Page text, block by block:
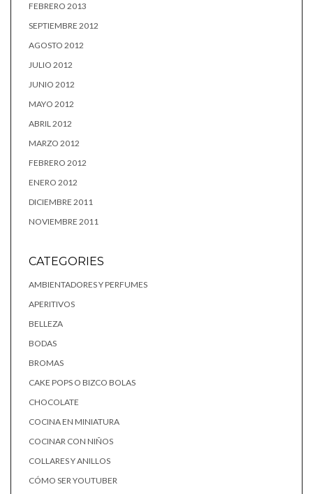
FEBRERO 2013
SEPTIEMBRE 2012
AGOSTO 2012
JULIO 2012
JUNIO 2012
MAYO 2012
ABRIL 2012
MARZO 2012
FEBRERO 2012
ENERO 2012
DICIEMBRE 2011
NOVIEMBRE 2011
CATEGORIES
AMBIENTADORES Y PERFUMES
APERITIVOS
BELLEZA
BODAS
BROMAS
CAKE POPS O BIZCO BOLAS
CHOCOLATE
COCINA EN MINIATURA
COCINAR CON NIÑOS
COLLARES Y ANILLOS
CÓMO SER YOUTUBER